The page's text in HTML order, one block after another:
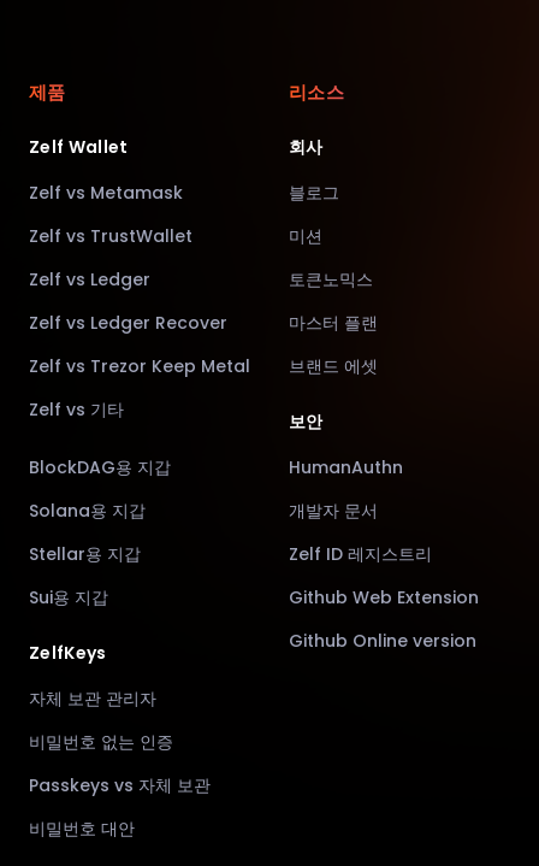
제품
Zelf Wallet
Zelf vs Metamask
Zelf vs TrustWallet
Zelf vs Ledger
Zelf vs Ledger Recover
Zelf vs Trezor Keep Metal
Zelf vs 기타
BlockDAG용 지갑
Solana용 지갑
Stellar용 지갑
Sui용 지갑
ZelfKeys
자체 보관 관리자
비밀번호 없는 인증
Passkeys vs 자체 보관
비밀번호 대안
리소스
회사
블로그
미션
토큰노믹스
마스터 플랜
브랜드 에셋
보안
HumanAuthn
개발자 문서
Zelf ID 레지스트리
Github Web Extension
Github Online version